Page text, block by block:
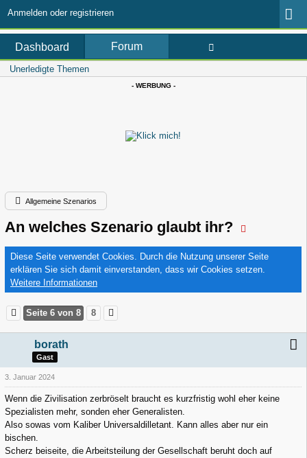
Anmelden oder registrieren
Dashboard Forum
Unerledigte Themen
- WERBUNG -
Allgemeine Szenarios
An welches Szenario glaubt ihr?
Diese Seite verwendet Cookies. Durch die Nutzung unserer Seite
erklären Sie sich damit einverstanden, dass wir Cookies setzen.
Weitere Informationen
Seite 6 von 8 8
borath
Gast
3. Januar 2024
Wenn die Zivilisation zerbröselt braucht es kurzfristig wohl eher keine
Spezialisten mehr, sonden eher Generalisten.
Also sowas vom Kaliber Universaldilletant. Kann alles aber nur ein
bischen.
Scherz beiseite, die Arbeitsteilung der Gesellschaft beruht doch auf